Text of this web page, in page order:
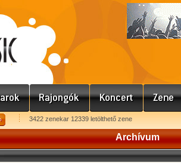
3422 zenekar 12339 letölthető zene
Archívum